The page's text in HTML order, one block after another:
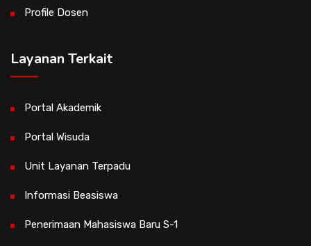
Profile Dosen
Layanan Terkait
Portal Akademik
Portal Wisuda
Unit Layanan Terpadu
Informasi Beasiswa
Penerimaan Mahasiswa Baru S-1